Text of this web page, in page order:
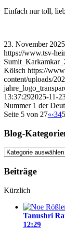
Einfach nur toll,
23. November 2025
https://www.tsv-
Kölsch https://
content/uploads/
13:37:292025-11-
Nummer 1 der
Seite 5 von 27«‹345
Blog-
Blog-
Beiträge
Kürzlich
Tanushri
12:29